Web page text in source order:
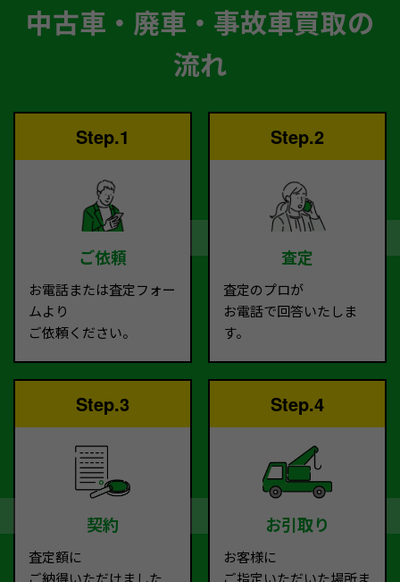
中古車・廃車・事故車買取の
流れ
Step.1
ご依頼
お電話または査定フォー
ムより
ご依頼ください。
Step.2
査定
査定のプロが
お電話で回答いたしま
す。
Step.3
契約
査定額に
ご納得いただけました
Step.4
お引取り
お客様に
ご指定いただいた場所ま